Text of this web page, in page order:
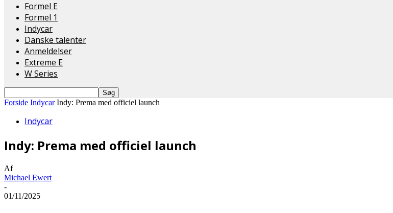
Formel E
Formel 1
Indycar
Danske talenter
Anmeldelser
Extreme E
W Series
Forside Indycar Indy: Prema med officiel launch
Indycar
Indy: Prema med officiel launch
Af
Michael Ewert
-
01/11/2025